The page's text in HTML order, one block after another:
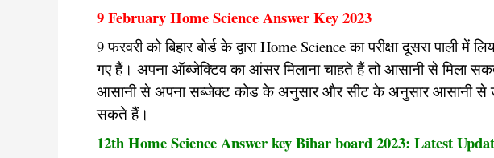
9 February Home Science Answer Key 2023
9 फरवरी को बिहार बोर्ड के द्वारा Home Science का परीक्षा दूसरा पाली में
गए हैं। अपना ऑब्जेक्टिव का आंसर मिलाना चाहते हैं तो आसानी से मिला
आसानी से अपना सब्जेक्ट कोड के अनुसार और सीट के अनुसार आसानी से
सकते हैं।
12th Home Science Answer key Bihar board 2023: Latest